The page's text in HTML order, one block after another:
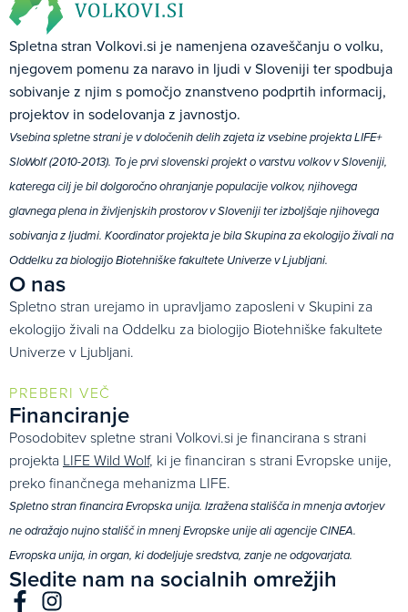
Spletna stran Volkovi.si je namenjena ozaveščanju o volku,
njegovem pomenu za naravo in ljudi v Sloveniji ter spodbuja
sobivanje z njim s pomočjo znanstveno podprtih informacij,
projektov in sodelovanja z javnostjo.
Vsebina spletne strani je v določenih delih zajeta iz vsebine projekta LIFE+
SloWolf (2010-2013). To je prvi slovenski projekt o varstvu volkov v Sloveniji,
katerega cilj je bil dolgoročno ohranjanje populacije volkov, njihovega
glavnega plena in življenjskih prostorov v Sloveniji ter izboljšaje njihovega
sobivanja z ljudmi. Koordinator projekta je bila Skupina za ekologijo živali na
Oddelku za biologijo Biotehniške fakultete Univerze v Ljubljani.
O nas
Spletno stran urejamo in upravljamo zaposleni v Skupini za
ekologijo živali na Oddelku za biologijo Biotehniške fakultete
Univerze v Ljubljani.
PREBERI VEČ
Financiranje
Posodobitev spletne strani Volkovi.si je financirana s strani
projekta LIFE Wild Wolf, ki je financiran s strani Evropske unije,
preko finančnega mehanizma LIFE.
Spletno stran financira Evropska unija. Izražena stališča in mnenja avtorjev
ne odražajo nujno stališč in mnenj Evropske unije ali agencije CINEA.
Evropska unija, in organ, ki dodeljuje sredstva, zanje ne odgovarjata.
Sledite nam na socialnih omrežjih